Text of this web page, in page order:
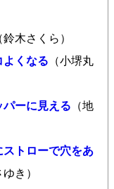
鈴木さくら）
よくなる （小堺丸
ーに見える （地
トローで穴をあ
き）